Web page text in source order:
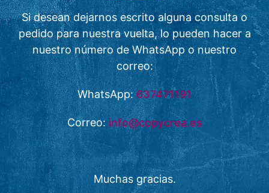
Si desean dejarnos escrito alguna consulta o
pedido para nuestra vuelta, lo pueden hacer a
nuestro número de WhatsApp o nuestro
correo:
WhatsApp:637471191
Correo:info@copycrea.es
Muchas gracias.